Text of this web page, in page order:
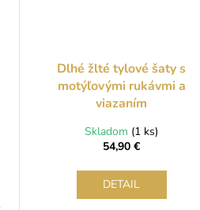
Dlhé žlté tylové šaty s
motýľovými rukávmi a
viazaním
Skladom (1 ks)
54,90 €
DETAIL